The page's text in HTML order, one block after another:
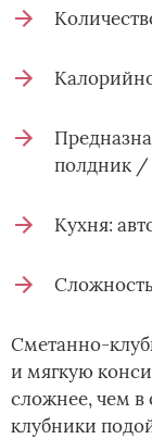
полдник /
Кухня:
Сметанно-
и мягкую
сложнее, чем в
клубники